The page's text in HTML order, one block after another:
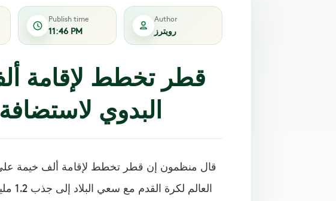
Publish time
11:46 PM
Author
رويترز
قطر تخطط لإقامة
البدوي
قال منظمون إن قطر تخطط لإقامة ألف خيمة